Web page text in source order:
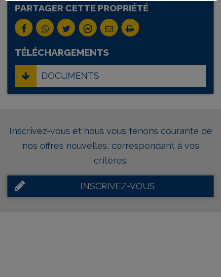
PARTAGER CETTE PROPRIÉTÉ
TÉLÉCHARGEMENTS
DOCUMENTS
Inscrivez-vous et nous vous tenons courante de
nos offres nouvelles, correspondant à vos
critères.
INSCRIVEZ-VOUS